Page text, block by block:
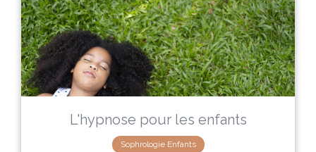
L'hypnose pour les enfants
Sophrologie Enfants